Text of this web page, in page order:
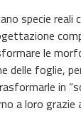
specie
le
delle foglie,
in
a loro grazie